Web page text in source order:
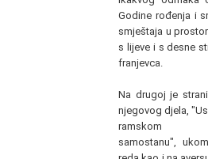
Godine rođenja i
smještaja u
s lijeve i s desne
franjevca.
Na drugoj je
njegovog djela,
ramskom
samostanu",